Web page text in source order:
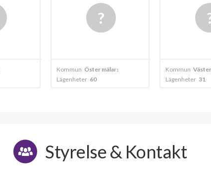
Kommun Öster mälarstrand
Lägenheter 60
Kommun
Lägenheter 31
Styrelse & Kontakt